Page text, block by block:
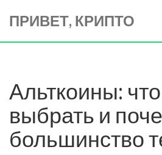
ПРИВЕТ, КРИПТО
Альткоины: что
выбрать и
большинство